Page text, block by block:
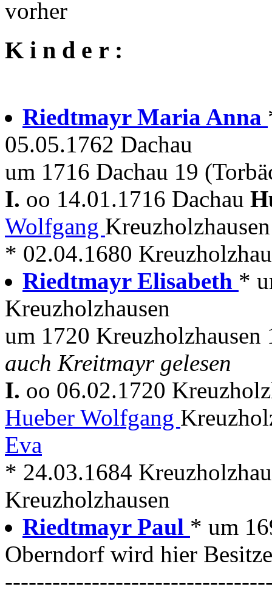
vorher
K i n d e r :
Riedtmayr Maria Anna
05.05.1762 Dachau
um 1716 Dachau 19
I. oo 14.01.1716 Dachau
Wolfgang
* 02.04.1680
Riedtmayr Elisabeth *
Kreuzholzhausen
um 1720 Kreuzholzhausen
auch Kreitmayr gelesen
I. oo 06.02.1720
Hueber Wolfgang
Eva
* 24.03.1684
Kreuzholzhausen
Riedtmayr Paul * um
Oberndorf wird hier